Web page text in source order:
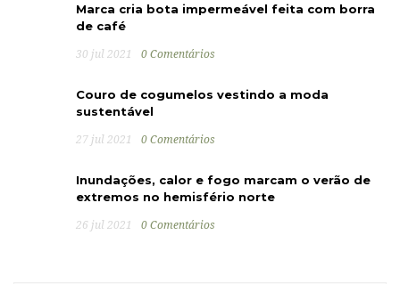
Marca cria bota impermeável feita com borra
de café
30 jul 2021 0 Comentários
Couro de cogumelos vestindo a moda
sustentável
27 jul 2021 0 Comentários
Inundações, calor e fogo marcam o verão de
extremos no hemisfério norte
26 jul 2021 0 Comentários